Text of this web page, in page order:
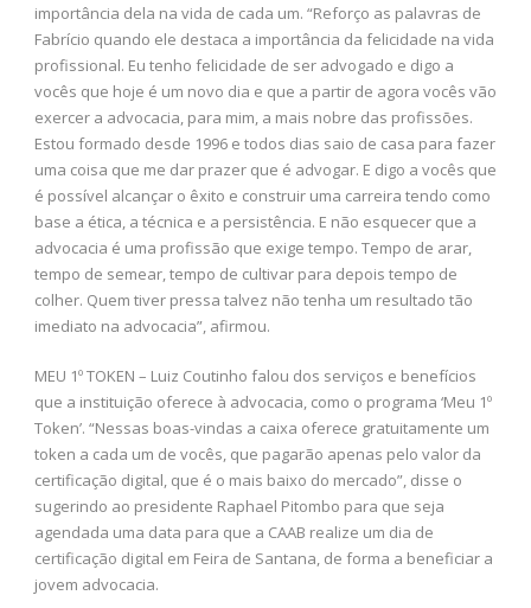
importância dela na vida de cada um. “Reforço as palavras de
Fabrício quando ele destaca a importância da felicidade na vida
profissional. Eu tenho felicidade de ser advogado e digo a
vocês que hoje é um novo dia e que a partir de agora vocês vão
exercer a advocacia, para mim, a mais nobre das profissões.
Estou formado desde 1996 e todos dias saio de casa para fazer
uma coisa que me dar prazer que é advogar. E digo a vocês que
é possível alcançar o êxito e construir uma carreira tendo como
base a ética, a técnica e a persistência. E não esquecer que a
advocacia é uma profissão que exige tempo. Tempo de arar,
tempo de semear, tempo de cultivar para depois tempo de
colher. Quem tiver pressa talvez não tenha um resultado tão
imediato na advocacia”, afirmou.
MEU 1º TOKEN – Luiz Coutinho falou dos serviços e benefícios
que a instituição oferece à advocacia, como o programa ‘Meu 1º
Token’. “Nessas boas-vindas a caixa oferece gratuitamente um
token a cada um de vocês, que pagarão apenas pelo valor da
certificação digital, que é o mais baixo do mercado”, disse o
sugerindo ao presidente Raphael Pitombo para que seja
agendada uma data para que a CAAB realize um dia de
certificação digital em Feira de Santana, de forma a beneficiar a
jovem advocacia.